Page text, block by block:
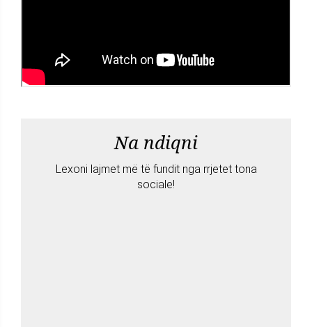
Na ndiqni
Lexoni lajmet më të fundit nga rrjetet tona
sociale!